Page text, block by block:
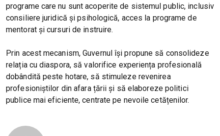
programe care nu sunt acoperite de sistemul public, inclusiv
consiliere juridică și psihologică, acces la programe de
mentorat și cursuri de instruire.
Prin acest mecanism, Guvernul își propune să consolideze
relația cu diaspora, să valorifice experiența profesională
dobândită peste hotare, să stimuleze revenirea
profesioniștilor din afara țării și să elaboreze politici
publice mai eficiente, centrate pe nevoile cetățenilor.